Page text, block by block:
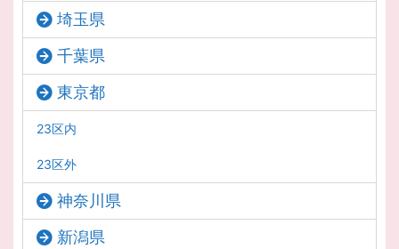
埼玉県
千葉県
東京都
23区内
23区外
神奈川県
新潟県